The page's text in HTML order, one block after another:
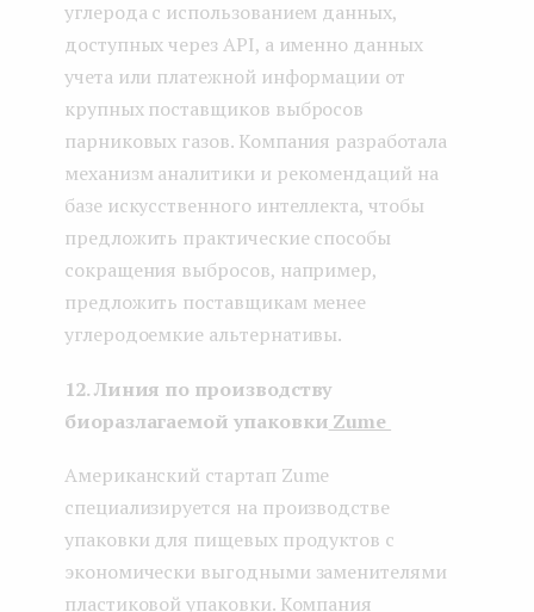
углерода с использованием данных,
доступных через API, а именно данных
учета или платежной информации от
крупных поставщиков выбросов
парниковых газов. Компания разработала
механизм аналитики и рекомендаций на
базе искусственного интеллекта, чтобы
предложить практические способы
сокращения выбросов, например,
предложить поставщикам менее
углеродоемкие альтернативы.
12. Линия по производству
биоразлагаемой упаковки Zume
Американский стартап Zume
специализируется на производстве
упаковки для пищевых продуктов с
экономически выгодными заменителями
пластиковой упаковки. Компания